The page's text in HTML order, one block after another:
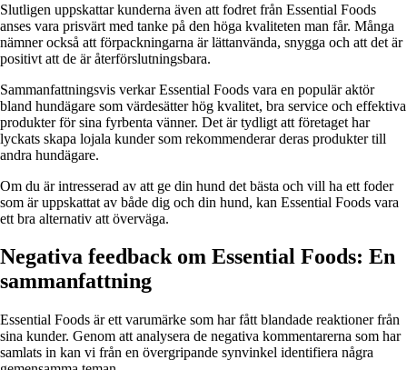
Slutligen uppskattar kunderna även att fodret från Essential Foods
anses vara prisvärt med tanke på den höga kvaliteten man får. Många
nämner också att förpackningarna är lättanvända, snygga och att det är
positivt att de är återförslutningsbara.
Sammanfattningsvis verkar Essential Foods vara en populär aktör
bland hundägare som värdesätter hög kvalitet, bra service och effektiva
produkter för sina fyrbenta vänner. Det är tydligt att företaget har
lyckats skapa lojala kunder som rekommenderar deras produkter till
andra hundägare.
Om du är intresserad av att ge din hund det bästa och vill ha ett foder
som är uppskattat av både dig och din hund, kan Essential Foods vara
ett bra alternativ att överväga.
Negativa feedback om Essential Foods: En
sammanfattning
Essential Foods är ett varumärke som har fått blandade reaktioner från
sina kunder. Genom att analysera de negativa kommentarerna som har
samlats in kan vi från en övergripande synvinkel identifiera några